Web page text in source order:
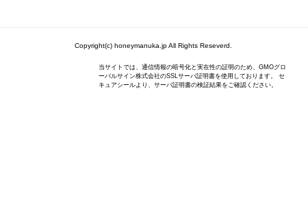
Copyright(c) honeymanuka.jp All Rights Reseverd.
当サイトでは、通信情報の暗号化と実在性の証明のため、GMOグロ
ーバルサイン株式会社のSSLサーバ証明書を使用しております。 セ
キュアシールより、サーバ証明書の検証結果をご確認ください。